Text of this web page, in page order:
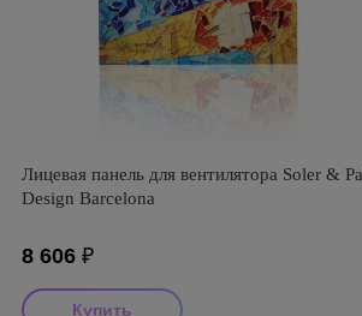
Лицевая панель для вентилятора Soler &
Design Barcelona
8 606 ₽